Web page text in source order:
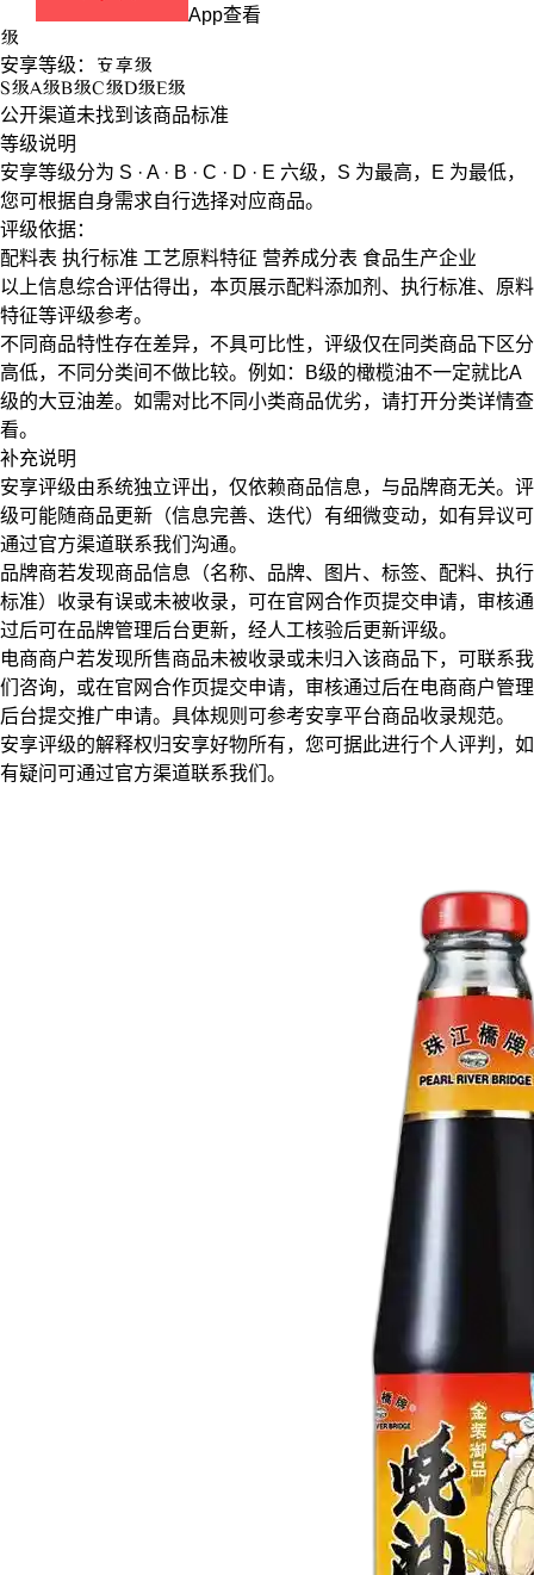
App查看
级
安享等级： 安享级
S级A级B级C级D级E级
公开渠道未找到该商品标准
等级说明
安享等级分为 S · A · B · C · D · E 六级， S 为最高， E 为最低，
您可根据自身需求自行选择对应商品。
评级依据：
配料表 执行标准 工艺原料特征 营养成分表 食品生产企业
以上信息综合评估得出，本页展示配料添加剂 、 执行标准、 原料
特征等评级参考。
不同商品特性存在差异，不具可比性，评级仅在 同类商品下区分
高低，不同分类间不做比较。例如：B级的橄榄油不一定就比A
级的大豆油差。如需对比不同小类商品优劣，请打开分类详情查
看。
补充说明
安享评级由系统独立评出，仅依赖商品信息， 与品牌商无关。评
级可能随商品更新（信息完善、迭代）有细微变动，如有异议可
通过官方渠道联系我们沟通。
品牌商若发现商品信息（名称、品牌、图片、标签、配料、执行
标准）收录有误或未被收录，可在官网合作页提交申请，审核通
过后可在品牌管理后台更新，经人工核验后更新评级。
电商商户若发现所售商品未被收录或未归入该商品下，可联系我
们咨询，或在官网合作页提交申请，审核通过后在电商商户管理
后台提交推广申请。具体规则可参考安享平台商品收录规范。
安享评级的解释权归安享好物所有，您可据此进行个人评判，如
有疑问可通过官方渠道联系我们。